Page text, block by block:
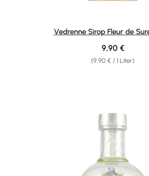
Vedrenne Sirop Fleur de
(9,90 € / 1 Liter)
Regulärer
9,90 €